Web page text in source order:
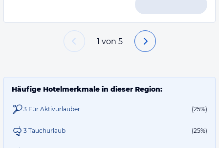
1 von 5
Häufige Hotelmerkmale in dieser Region:
3 Für Aktivurlauber (25%)
3 Tauchurlaub (25%)